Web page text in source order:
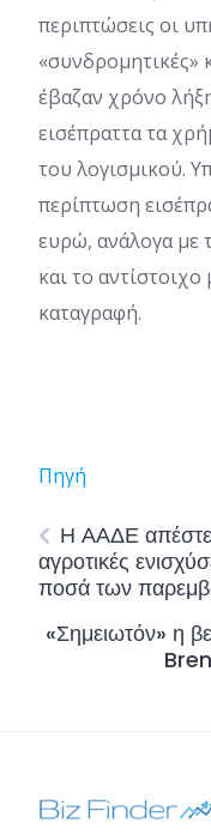
περιπτώσεις οι
«συνδρομητικές»
έβαζαν χρόνο
εισέπραττα τα
του λογισμικού.
περίπτωση
ευρώ, ανάλογα με
και το
καταγραφή.
Πηγή
Η ΑΑΔΕ
αγροτικές
ποσά των
«Σημειωτόν» η